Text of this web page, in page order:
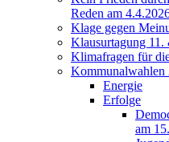
Reden am
Klage gegen
Klausurtagung 11.
Klimafragen für
Kommunalwahlen
Energie
Erfolge
am